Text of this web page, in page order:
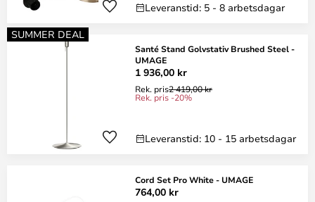
Leveranstid: 5 - 8 arbetsdagar
SUMMER DEAL
Santé Stand Golvstativ Brushed Steel -
UMAGE
1 936,00 kr
Rek. pris2 419,00 kr
Rek. pris -20%
Leveranstid: 10 - 15 arbetsdagar
Cord Set Pro White - UMAGE
764,00 kr